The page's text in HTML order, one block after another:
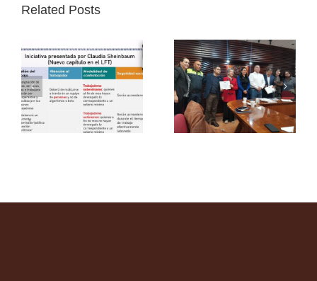
Related Posts